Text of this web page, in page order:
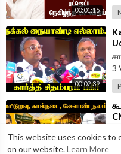
This website uses cookies to
on our website.Learn More
00:01:15
00:02:39
3
3